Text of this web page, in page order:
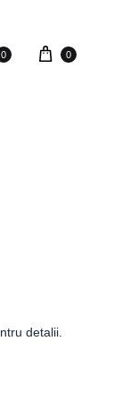
0 0
detalii.